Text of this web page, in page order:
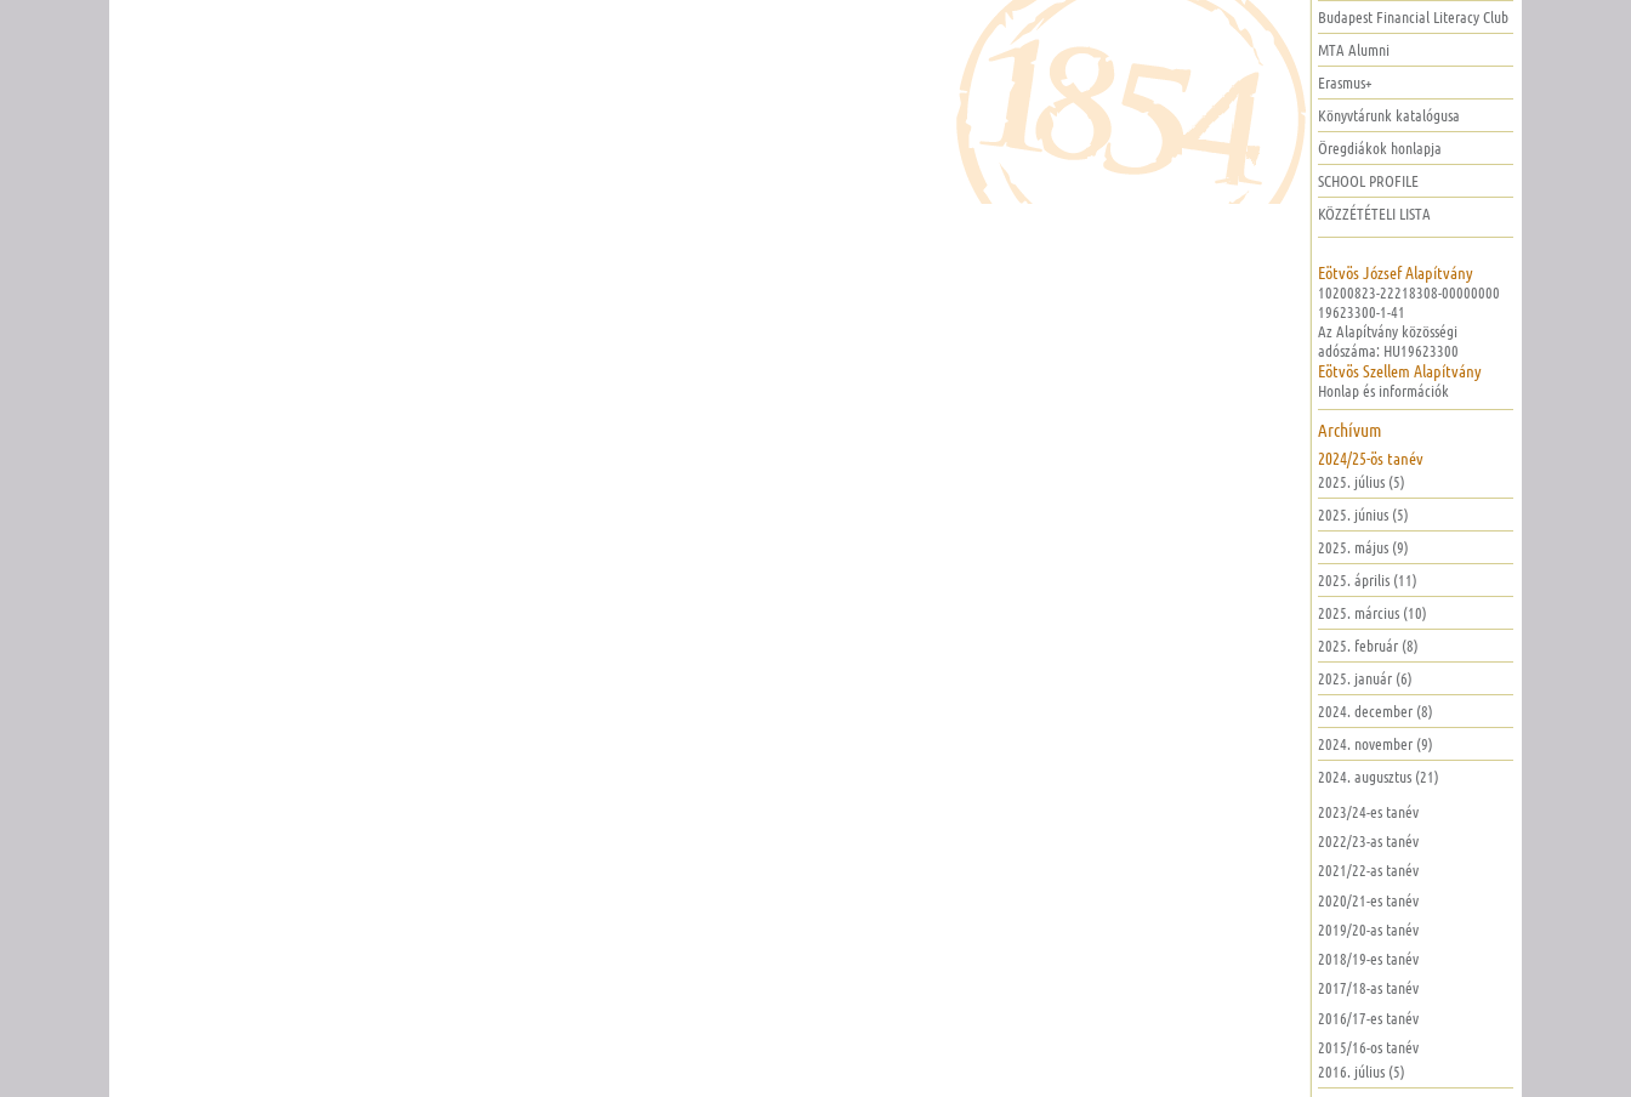
Budapest Financial Literacy Club
MTA Alumni
Erasmus+
Könyvtárunk katalógusa
Öregdiákok honlapja
SCHOOL PROFILE
KÖZZÉTÉTELI LISTA
Eötvös József Alapítvány
10200823-22218308-00000000
19623300-1-41
Az Alapítvány közösségi
adószáma: HU19623300
Eötvös Szellem Alapítvány
Honlap és információk
Archívum
2024/25-ös tanév
2025. július (5)
2025. június (5)
2025. május (9)
2025. április (11)
2025. március (10)
2025. február (8)
2025. január (6)
2024. december (8)
2024. november (9)
2024. augusztus (21)
2023/24-es tanév
2022/23-as tanév
2021/22-as tanév
2020/21-es tanév
2019/20-as tanév
2018/19-es tanév
2017/18-as tanév
2016/17-es tanév
2015/16-os tanév
2016. július (5)